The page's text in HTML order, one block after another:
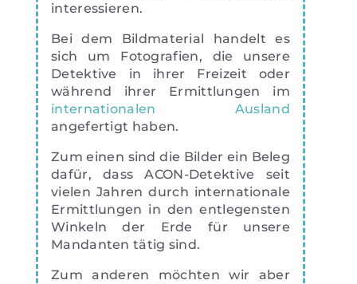
interessieren.
Bei dem Bildmaterial handelt es
sich um Fotografien, die unsere
Detektive in ihrer Freizeit oder
während ihrer Ermittlungen im
internationalen Ausland
angefertigt haben.
Zum einen sind die Bilder ein Beleg
dafür, dass ACON-Detektive seit
vielen Jahren durch internationale
Ermittlungen in den entlegensten
Winkeln der Erde für unsere
Mandanten tätig sind.
Zum anderen möchten wir aber